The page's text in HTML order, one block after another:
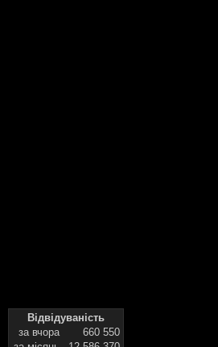
Відвідуваність
за вчора
660 550